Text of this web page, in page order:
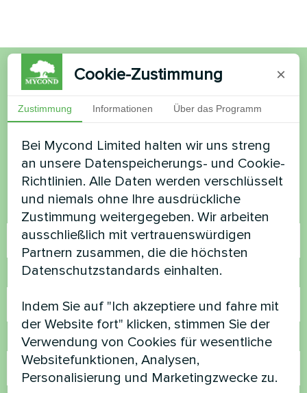
Möchten Sie kaufen oder
haben Sie Fragen?
Kontaktieren Sie uns und wir werden Ihnen
helfen
Name
Rufnummer
E-Mail
Cookie-Zustimmung ×
Zustimmung Informationen Über das Programm
Bei Mycond Limited halten wir uns streng
an unsere Datenspeicherungs- und Cookie-
Richtlinien. Alle Daten werden verschlüsselt
und niemals ohne Ihre ausdrückliche
Zustimmung weitergegeben. Wir arbeiten
ausschließlich mit vertrauenswürdigen
Partnern zusammen, die die höchsten
Datenschutzstandards einhalten.
Indem Sie auf "Ich akzeptiere und fahre mit
der Website fort" klicken, stimmen Sie der
Verwendung von Cookies für wesentliche
Websitefunktionen, Analysen,
Personalisierung und Marketingzwecke zu.